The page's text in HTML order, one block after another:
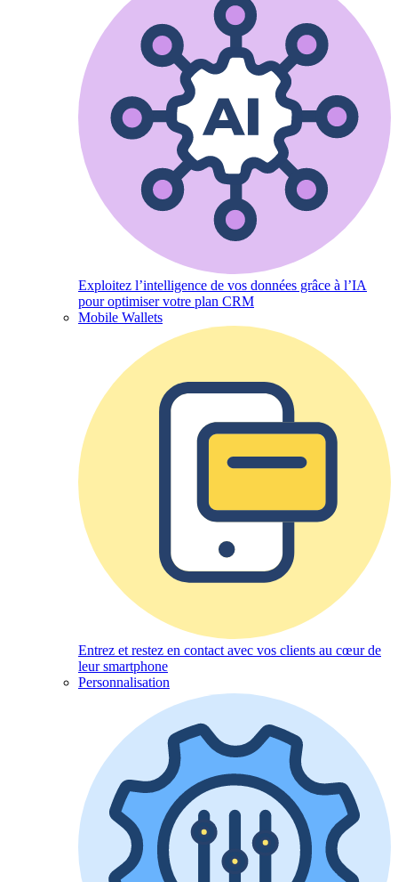
Exploitez l’intelligence de vos données grâce à l’IA
pour optimiser votre plan CRM
Mobile Wallets
Entrez et restez en contact avec vos clients au cœur de
leur smartphone
Personnalisation